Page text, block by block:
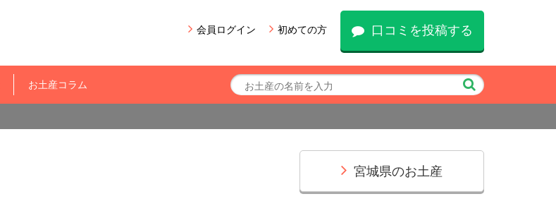
会員ログイン 初めての方 口コミを投稿する
お土産コラム
宮城県のお土産